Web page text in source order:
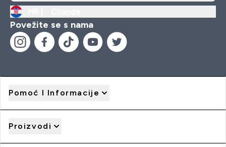
Povežite se s nama
Pomoć I Informacije
Proizvodi